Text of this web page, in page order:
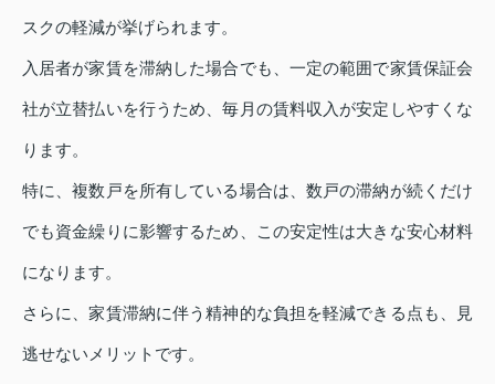
スクの軽減が挙げられます。
入居者が家賃を滞納した場合でも、一定の範囲で家賃保証会
社が立替払いを行うため、毎月の賃料収入が安定しやすくな
ります。
特に、複数戸を所有している場合は、数戸の滞納が続くだけ
でも資金繰りに影響するため、この安定性は大きな安心材料
になります。
さらに、家賃滞納に伴う精神的な負担を軽減できる点も、見
逃せないメリットです。